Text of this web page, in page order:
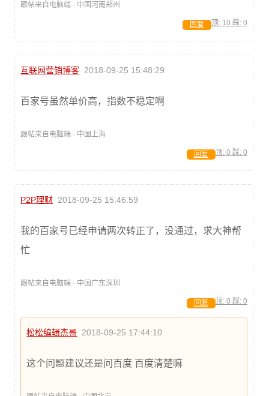
跟帖来自电脑端 · 中国河南郑州
顶: 10 踩: 0
回复
互联网营销博客 2018-09-25 15:48:29
百家号虽然单价高，指数不稳定啊
跟帖来自电脑端 · 中国上海
顶: 0 踩: 0
回复
P2P理财 2018-09-25 15:46:59
我的百家号已经申请两次转正了，没通过，求大神帮
忙
跟帖来自电脑端 · 中国广东深圳
顶: 0 踩: 0
回复
松松编辑杰哥 2018-09-25 17:44:10
这个问题建议还是问百度 百度清楚嘛